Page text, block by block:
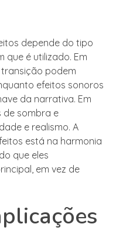
depende do tipo
que é utilizado. Em
podem
efeitos sonoros
da narrativa. Em
de sombra e
e realismo. A
está na harmonia
que eles
em vez de